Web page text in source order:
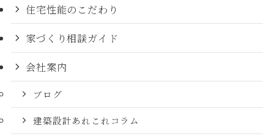
住宅性能のこだわり
家づくり相談ガイド
会社案内
ブログ
建築設計あれこれコラム